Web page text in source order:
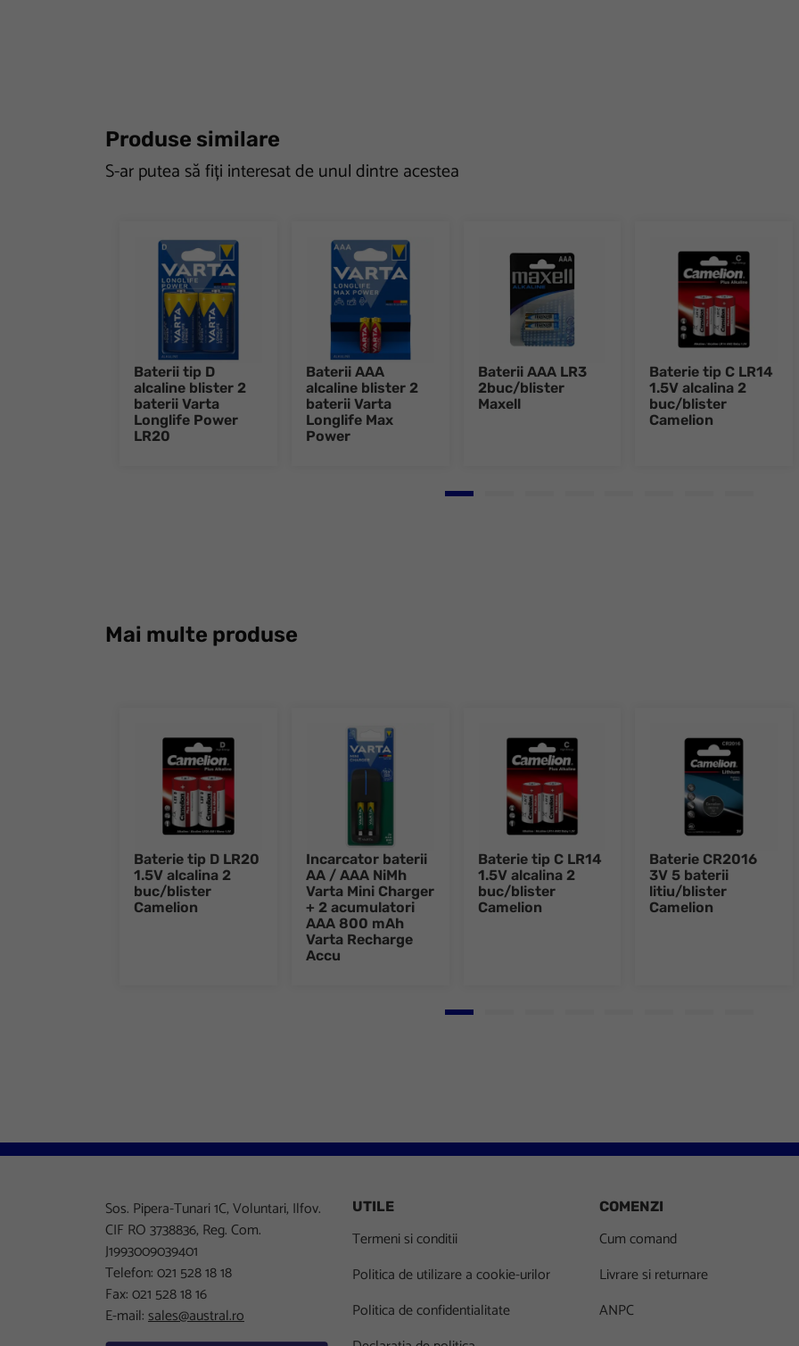
Produse similare
S-ar putea să fiți interesat de unul dintre acestea
Baterii tip D
alcaline blister 2
baterii Varta
Longlife Power
LR20
Baterii AAA
alcaline blister 2
baterii Varta
Longlife Max
Power
Baterii AAA LR3
2buc/blister
Maxell
Baterie tip C LR14
1.5V alcalina 2
buc/blister
Camelion
Go to slide 1
Mai multe produse
Baterie tip D LR20
1.5V alcalina 2
buc/blister
Camelion
Incarcator baterii
AA / AAA NiMh
Varta Mini Charger
+ 2 acumulatori
AAA 800 mAh
Varta Recharge
Accu
Baterie tip C LR14
1.5V alcalina 2
buc/blister
Camelion
Baterie CR2016
3V 5 baterii
litiu/blister
Camelion
Go to slide 1
Sos. Pipera-Tunari 1C, Voluntari, Ilfov.
CIF RO 3738836, Reg. Com.
J1993009039401
Telefon: 021 528 18 18
Fax: 021 528 18 16
E-mail:sales@austral.ro
UTILE
Termeni si conditii
Politica de utilizare a cookie-urilor
Politica de confidentialitate
COMENZI
Cum comand
Livrare si returnare
ANPC